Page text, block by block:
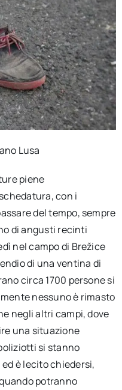
Lusa
piene
con i
del tempo, sempre
di angusti recinti
nel campo di Brežice
di una ventina di
circa 1700 persone si
nessuno è rimasto
negli altri campi, dove
una situazione
si stanno
è lecito chiedersi,
potranno